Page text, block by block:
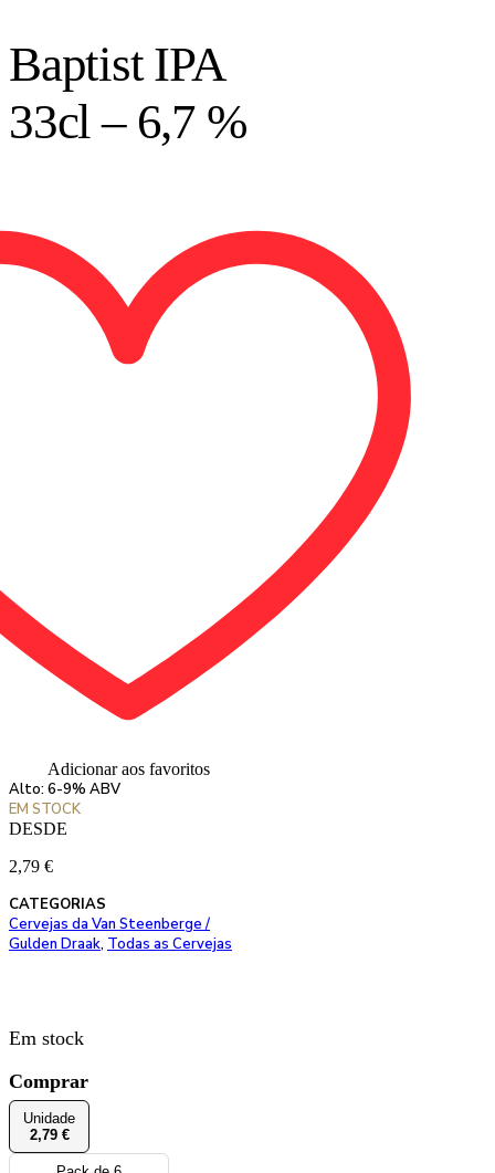
Baptist IPA
33cl – 6,7 %
Adicionar aos favoritos
Alto: 6-9% ABV
EM STOCK
DESDE
2,79 €
CATEGORIAS
Cervejas da Van Steenberge /
Gulden Draak, Todas as Cervejas
Em stock
Comprar
Unidade
2,79 €